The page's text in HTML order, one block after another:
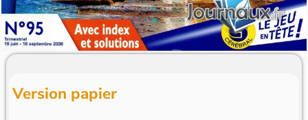
Version papier